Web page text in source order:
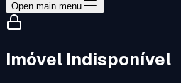
Open main menu
Imóvel Indisponível